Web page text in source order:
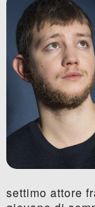
settimo attore